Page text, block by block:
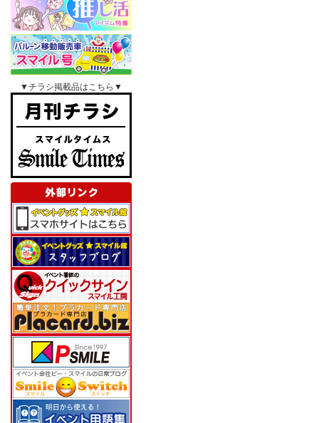
▼チラシ掲載品はこちら▼